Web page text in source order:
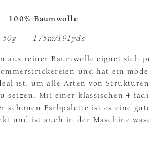
100% Baumwolle
50g 175m/191yds
aus reiner Baumwolle eignet sich
und hat ein
ist, um alle Arten von
setzen. Mit einer klassischen 4-
schönen Farbpalette ist es eine
und ist auch in der Maschine